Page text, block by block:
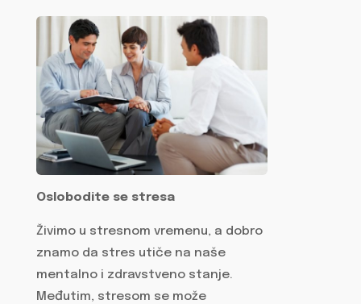
Oslobodite se stresa
Živimo u stresnom vremenu, a dobro
znamo da stres utiče na naše
mentalno i zdravstveno stanje.
Međutim, stresom se može